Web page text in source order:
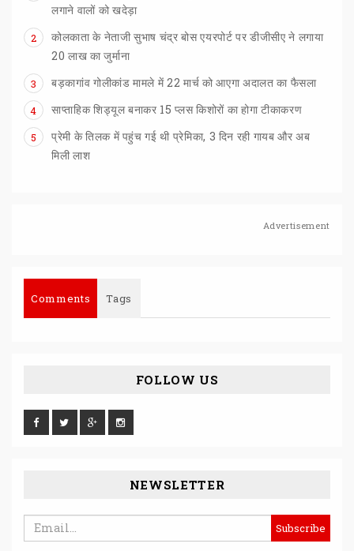
लगाने वालों को खदेड़ा
2
कोलकाता के नेताजी सुभाष चंद्र बोस एयरपोर्ट पर डीजीसीए ने लगाया
20 लाख का जुर्माना
3 बड़कागांव गोलीकांड मामले में22 मार्च कोआएगाअदालत का फैसला
4 साप्ताहिकशिड्यूलबनाकर 15 प्लसकिशोरों काहोगाटीकाकरण
5
प्रेमी के तिलक में पहुंच गई थी प्रेमिका, 3 दिन रही गायब और अब
मिली लाश
Advertisement
Comments Tags
FOLLOW US
NEWSLETTER